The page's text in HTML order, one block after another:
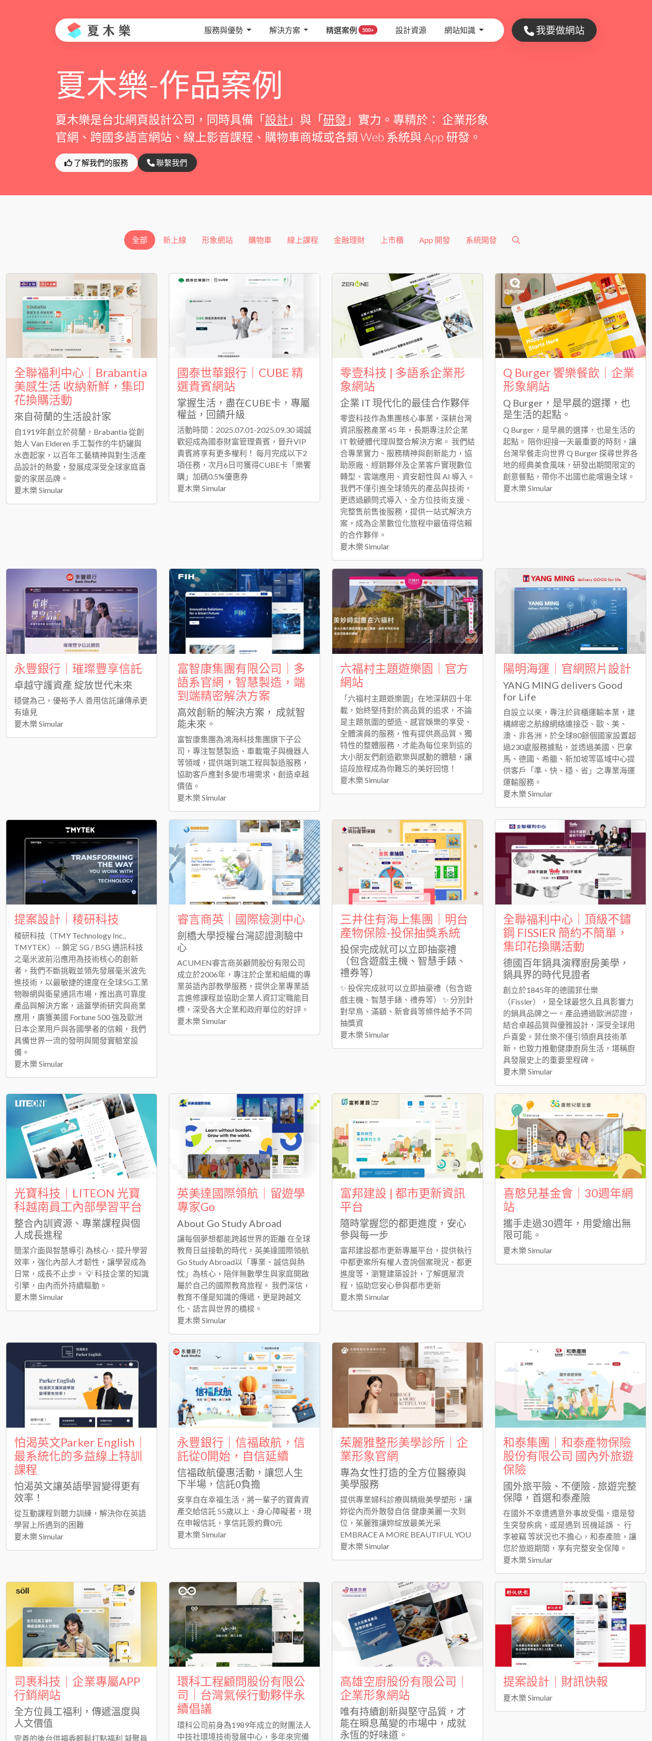
服務與優勢 解決方案 精選案例 500+ 設計資源 網站知識 我要做網站
夏木樂-作品案例
夏木樂是台北網頁設計公司，同時具備「設計 」與「研發 」實力。專精於： 企業形象
官網、跨國多語言網站、線上影音課程、購物車商城或各類 Web 系統與 App 研發。
了解我們的服務 聯繫我們
全部 新上線 形象網站 購物車 線上課程 金融理財 上市櫃 App 開發 系統開發
全聯福利中心｜Brabantia
美感生活 收納新鮮，集印
花換購活動
來自荷蘭的生活設計家
自1919年創立於荷蘭，Brabantia 從創
始人 Van Elderen 手工製作的牛奶罐與
水壺起家，以百年工藝精神與對生活產
品設計的熱愛，發展成深受全球家庭喜
愛的家居品牌。
夏木樂 Simular
國泰世華銀行｜CUBE 精
選貴賓網站
掌握生活，盡在CUBE卡，專屬
權益，回饋升級
活動時間：2025.07.01-2025.09.30 竭誠
歡迎成為國泰財富管理貴賓，晉升VIP
貴賓將享有更多權利！ 每月完成以下2
項任務，次月6日可獲得CUBE卡「樂饗
購」加碼0.5%優惠券
夏木樂 Simular
零壹科技 | 多語系企業形
象網站
企業 IT 現代化的最佳合作夥伴
零壹科技作為集團核心事業，深耕台灣
資訊服務產業 45 年，長期專注於企業
IT 軟硬體代理與整合解決方案。 我們結
合專業實力、服務精神與創新能力，協
助原廠、經銷夥伴及企業客戶實現數位
轉型、雲端應用、資安韌性與 AI 導入。
我們不僅引進全球領先的產品與技術，
更透過顧問式導入、全方位技術支援、
完整售前售後服務，提供一站式解決方
案，成為企業數位化旅程中最值得信賴
的合作夥伴。
夏木樂 Simular
Q Burger 饗樂餐飲｜企業
形象網站
Q Burger，是早晨的選擇，也
是生活的起點。
Q Burger，是早晨的選擇，也是生活的
起點。 陪你迎接一天最重要的時刻，讓
台灣早餐走向世界 Q Burger 探尋世界各
地的經典美食風味，研發出期間限定的
創意餐點，帶你不出國也能嚐遍全球。
夏木樂 Simular
永豐銀行｜璀璨豐享信託
卓越守護資產 綻放世代未來
穩健為己，優裕予人 善用信託讓傳承更
有遠見
夏木樂 Simular
富智康集團有限公司｜多
語系官網，智慧製造，端
到端精密解決方案
高效創新的解決方案， 成就智
能未來。
富智康集團為鴻海科技集團旗下子公
司，專注智慧製造、車載電子與機器人
等領域，提供端到端工程與製造服務，
協助客戶應對多變市場需求，創造卓越
價值。
夏木樂 Simular
六福村主題遊樂園｜官方
網站
「六福村主題遊樂園」在地深耕四十年
載，始終堅持對於高品質的追求，不論
是主題氛圍的塑造、感官娛樂的享受、
全體演員的服務，惟有提供高品質、獨
特性的整體服務，才能為每位來到這的
大小朋友們創造歡樂與感動的體驗，讓
這段旅程成為你難忘的美好回憶！
夏木樂 Simular
陽明海運｜官網照片設計
YANG MING delivers Good
for Life
自設立以來，專注於貨櫃運輸本業，建
構綿密之航線網絡連接亞、歐、美、
澳、非各洲，於全球80餘個國家設置超
過230處服務據點，並透過美國、巴拿
馬、德國、希臘、新加坡等區域中心提
供客戶「準、快、穩、省」之專業海運
運輸服務。
夏木樂 Simular
提案設計｜稜研科技
稜研科技（TMY Technology Inc.,
TMYTEK）-- 鎖定 5G / B5G 通訊科技
之毫米波前沿應用為技術核心的創新
者，我們不斷挑戰並領先發展毫米波先
進技術，以最敏捷的速度在全球5G工業
物聯網與衛星通訊市場，推出高可靠度
產品與解決方案，涵蓋學術研究與商業
應用，廣獲美國 Fortune 500 強及歐洲
日本企業用戶與各國學者的信賴，我們
具備世界一流的發明與開發實驗室設
備。
夏木樂 Simular
睿言商英｜國際檢測中心
劍橋大學授權台灣認證測驗中
心
ACUMEN睿言商英顧問股份有限公司
成立於2006年，專注於企業和組織的專
業英語內部教學服務，提供企業專業語
言進修課程並協助企業人資訂定職能目
標，深受各大企業和政府單位的好評。
夏木樂 Simular
三井住有海上集團｜明台
產物保險-投保抽獎系統
投保完成就可以立即抽豪禮
（包含遊戲主機、智慧手錶、
禮券等）
✨ 投保完成就可以立即抽豪禮（包含遊
戲主機、智慧手錶、禮券等） ✨ 分別針
對早鳥、滿額、新會員等條件給予不同
抽獎資
夏木樂 Simular
全聯福利中心｜頂級不鏽
鋼 FISSlER 簡約不簡單，
集印花換購活動
德國百年鍋具演釋廚房美學，
鍋具界的時代見證者
創立於1845年的德國菲仕樂
（Fissler），是全球最悠久且具影響力
的鍋具品牌之一。產品通過歐洲認證，
結合卓越品質與優雅設計，深受全球用
戶喜愛。菲仕樂不僅引領廚具技術革
新，也致力推動健康廚房生活，堪稱廚
具發展史上的重要里程碑。
夏木樂 Simular
光寶科技｜LITEON 光寶
科越南員工內部學習平台
整合內訓資源、專業課程與個
人成長進程
簡潔介面與智慧導引 為核心，提升學習
效率，強化內部人才韌性，讓學習成為
日常，成長不止步。 💡 科技企業的知識
引擎，由內而外持續驅動。
夏木樂 Simular
英美達國際領航｜留遊學
專家Go
About Go Study Abroad
讓每個夢想都能跨越世界的距離 在全球
教育日益接軌的時代，英美達國際領航
Go Study Abroad以「專業、誠信與熱
忱」為核心，陪伴無數學生與家庭開啟
屬於自己的國際教育旅程。 我們深信，
教育不僅是知識的傳遞，更是跨越文
化、語言與世界的橋樑。
夏木樂 Simular
富邦建設 | 都市更新資訊
平台
隨時掌握您的都更進度，安心
參與每一步
富邦建設都市更新專屬平台，提供執行
中都更案所有權人查詢個案現況、都更
進度等，瀏覽建築設計，了解選屋流
程，協助您安心參與都市更新
夏木樂 Simular
喜憨兒基金會｜30週年網
站
攜手走過30週年，用愛繪出無
限可能。
夏木樂 Simular
怕渴英文Parker English｜
最系統化的多益線上特訓
課程
怕渴英文讓英語學習變得更有
效率！
從互動課程到聽力訓練，解決你在英語
學習上所遇到的困難
夏木樂 Simular
永豐銀行｜信福啟航，信
託從0開始，自信延續
信福啟航優惠活動，讓您人生
下半場，信託0負擔
安享自在幸福生活，將一輩子的寶貴資
產交給信託 55歲以上、身心障礙者，現
在申報信託，享信託簽約費0元
夏木樂 Simular
茱麗雅整形美學診所｜企
業形象官網
專為女性打造的全方位醫療與
美學服務
提供專業婦科診療與精緻美學塑形，讓
妳從內而外散發自信 健康美麗一次到
位，茱麗雅讓妳綻放最美光采
EMBRACE A MORE BEAUTIFUL YOU
夏木樂 Simular
和泰集團｜和泰產物保險
股份有限公司 國內外旅遊
保險
國外旅平險、不便險 - 旅遊完整
保障，首選和泰產險
在國外不幸遭遇意外事故受傷，還是發
生突發疾病，或是遇到 班機延誤 、 行
李被竊 等狀況也不擔心，和泰產險，讓
您於旅遊期間，享有完整安全保障。
夏木樂 Simular
司裹科技｜企業專屬APP
行銷網站
全方位員工福利，傳遞溫度與
人文價值
完善的後台供福委輕鬆打點福利 凝聚員
環科工程顧問股份有限公
司｜台灣氣候行動夥伴永
續倡議
環科公司前身為1989年成立的財團法人
中技社環境技術發展中心，多年來完備
高雄空廚股份有限公司｜
企業形象網站
唯有持續創新與堅守品質，才
能在瞬息萬變的市場中，成就
永恆的好味道。
提案設計｜財訊快報
夏木樂 Simular